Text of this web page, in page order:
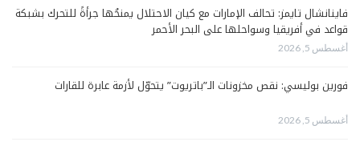
فاينانشال تايمز: تحالف الإمارات مع كيان الاحتلال يمنحُها جرأةً للتحرك بشبكة
قواعد في أفريقيا وسواحلها على البحر الأحمر
أغسطس 5, 2026
فورين بوليسي: نقص مخزونات الـ”باتريوت” يتحوّل لأزمة عابرة للقارات
أغسطس 5, 2026